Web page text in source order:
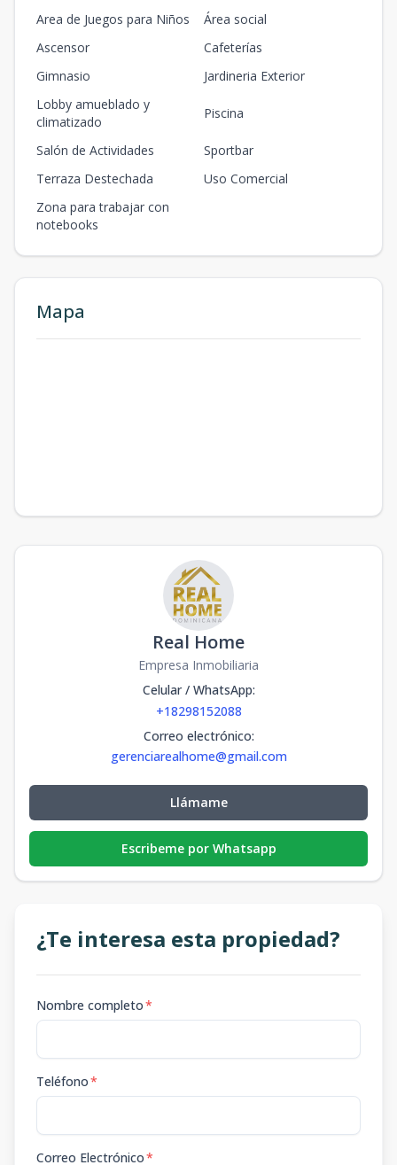
Area de Juegos para Niños
Área social
Ascensor
Cafeterías
Gimnasio
Jardineria Exterior
Lobby amueblado y
climatizado
Piscina
Salón de Actividades
Sportbar
Terraza Destechada
Uso Comercial
Zona para trabajar con
notebooks
Mapa
Real Home
Empresa Inmobiliaria
Celular / WhatsApp:
+18298152088
Correo electrónico:
gerenciarealhome@gmail.com
Llámame
Escribeme por Whatsapp
¿Te interesa esta propiedad?
Nombre completo*
Teléfono*
Correo Electrónico*